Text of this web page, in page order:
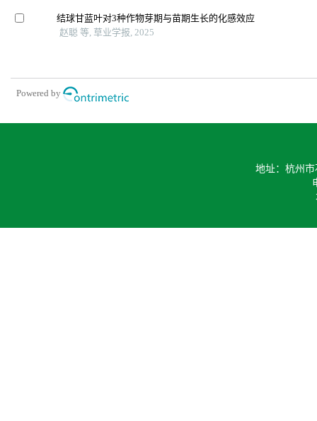
结球甘蓝叶对3种作物芽期与苗期生长的化感效应
赵聪 等, 草业学报, 2025
Powered by
地址：杭州